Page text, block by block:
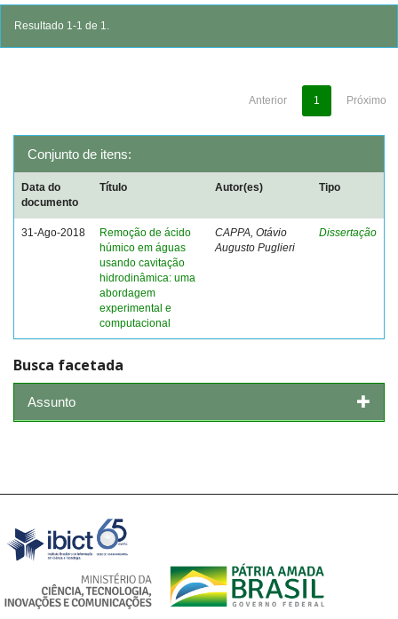
Resultado 1-1 de 1.
Anterior 1 Próximo
Conjunto de itens:
Data do
documento
Título Autor(es) Tipo
31-Ago-2018
Remoção de ácido
húmico em águas
usando cavitação
hidrodinâmica: uma
abordagem
experimental e
computacional
CAPPA, Otávio
Augusto Puglieri
Dissertação
Busca facetada
Assunto